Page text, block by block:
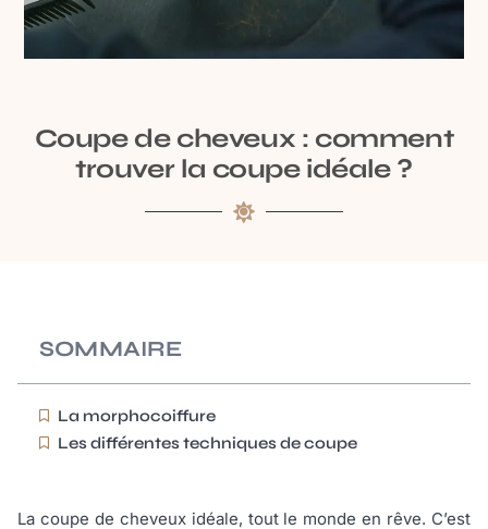
Coupe de cheveux : comment
trouver la coupe idéale ?
SOMMAIRE
La morphocoiffure
Les différentes techniques de coupe
La coupe de cheveux idéale, tout le monde en rêve. C’est